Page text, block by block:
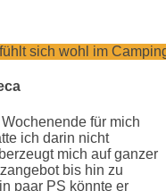
sich wohl im
für mich
ich darin nicht
mich auf ganzer
bis hin zu
paar PS könnte er